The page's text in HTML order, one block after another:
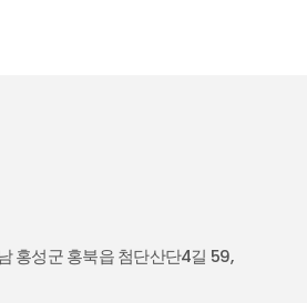
홍성군 홍북읍 첨단산단4길 59,